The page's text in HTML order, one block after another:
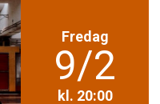
Fredag
9/2
kl. 20:00